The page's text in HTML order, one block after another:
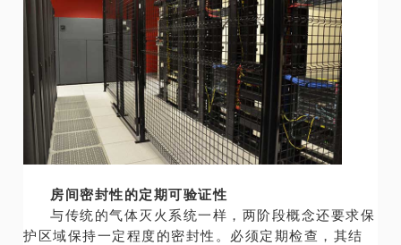
房间密封性的定期可验证性
与传统的气体灭火系统一样，两阶段概念还要求保
护区域保持一定程度的密封性。必须定期检查，其结